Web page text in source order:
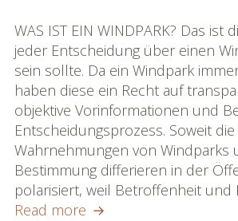
WAS IST EIN WINDPARK? Das ist
jeder Entscheidung über einen
sein sollte. Da ein Windpark
haben diese ein Recht auf
objektive Vorinformationen und
Entscheidungsprozess. Soweit die
Wahrnehmungen von Windparks
Bestimmung differieren in der
polarisiert, weil Betroffenheit
Read more §